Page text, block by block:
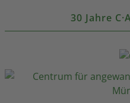
30 Jahre